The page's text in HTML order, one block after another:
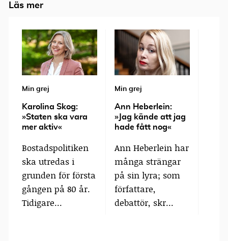
Läs mer
Min grej
Karolina Skog:
»Staten ska vara
mer aktiv«
Bostadspolitiken
ska utredas i
grunden för första
gången på 80 år.
Tidigare...
Min grej
Ann Heberlein:
»Jag kände att jag
hade fått nog«
Ann Heberlein har
många strängar
på sin lyra; som
författare,
debattör, skr...